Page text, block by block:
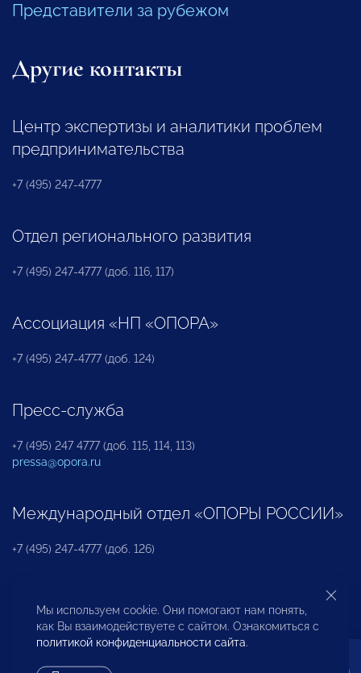
Представители за рубежом
Другие контакты
Центр экспертизы и аналитики проблем
предпринимательства
+7 (495) 247-4777
Отдел регионального развития
+7 (495) 247-4777 (доб. 116, 117)
Ассоциация «НП «ОПОРА»
+7 (495) 247-4777 (доб. 124)
Пресс-служба
+7 (495) 247 4777 (доб. 115, 114, 113)
pressa@opora.ru
Международный отдел «ОПОРЫ РОССИИ»
+7 (495) 247-4777 (доб. 126)
Бюро по защите прав предпринимателей и
инвесторов
Мы используем cookie. Они помогают нам понять,
как Вы взаимодействуете с сайтом. Ознакомиться с
политикой конфиденциальности сайта.